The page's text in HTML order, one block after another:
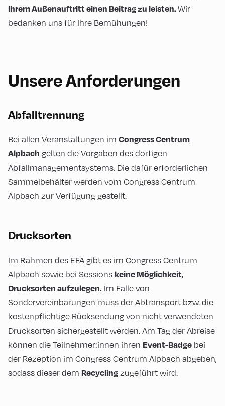
Ihrem Außenauftritt einen Beitrag zu leisten. Wir
bedanken uns für Ihre Bemühungen!
Unsere Anforderungen
Abfalltrennung
Bei allen Veranstaltungen im Congress Centrum
Alpbach gelten die Vorgaben des dortigen
Abfallmanagementsystems. Die dafür erforderlichen
Sammelbehälter werden vom Congress Centrum
Alpbach zur Verfügung gestellt.
Drucksorten
Im Rahmen des EFA gibt es im Congress Centrum
Alpbach sowie bei Sessions keine Möglichkeit,
Drucksorten aufzulegen. Im Falle von
Sondervereinbarungen muss der Abtransport bzw. die
kostenpflichtige Rücksendung von nicht verwendeten
Drucksorten sichergestellt werden. Am Tag der Abreise
können die Teilnehmer:innen ihren Event-Badge bei
der Rezeption im Congress Centrum Alpbach abgeben,
sodass dieser dem Recycling zugeführt wird.